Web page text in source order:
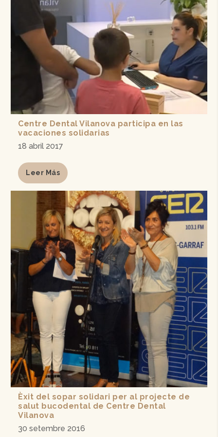
Centre Dental Vilanova participa en las
vacaciones solidarias
18 abril 2017
Leer Más
Èxit del sopar solidari per al projecte de
salut bucodental de Centre Dental
Vilanova
30 setembre 2016